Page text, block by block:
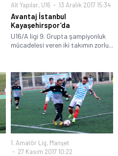
Alt Yapılar, U16 13 Aralık 2017 15:34
Avantaj İstanbul
Kayaşehirspor’da
U16/A ligi 9. Grupta şampiyonluk
mücadelesi veren iki takımın zorlu...
1. Amatör Lig, Manşet
27 Kasım 2017 10:22